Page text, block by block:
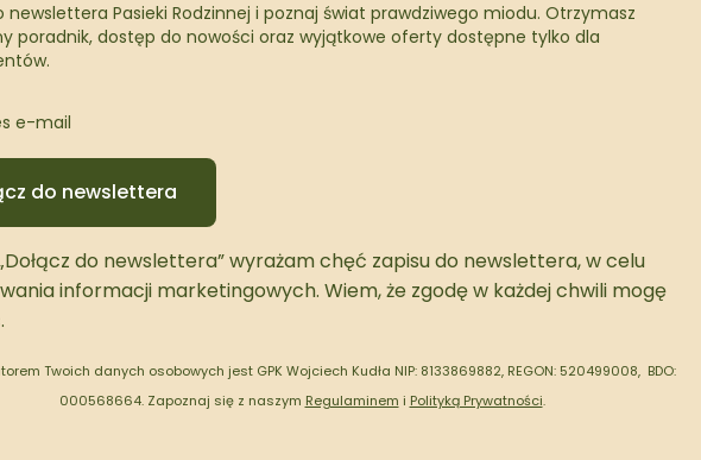
newslettera Pasieki Rodzinnej i poznaj świat prawdziwego miodu. Otrzymasz
poradnik, dostęp do nowości oraz wyjątkowe oferty dostępne tylko dla
e-mail
do newslettera
do newslettera” wyrażam chęć zapisu do newslettera, w celu
informacji marketingowych. Wiem, że zgodę w każdej chwili mogę
Twoich danych osobowych jest GPK Wojciech Kudła NIP: 8133869882, REGON: 520499008, BDO:
000568664. Zapoznaj się z naszym Regulaminem i Polityką Prywatności.